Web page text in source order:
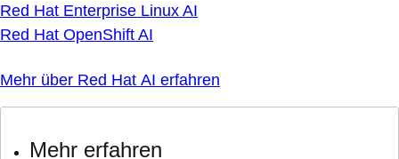
Red Hat Enterprise Linux AI
Red Hat OpenShift AI
Mehr über Red Hat AI erfahren
Mehr erfahren